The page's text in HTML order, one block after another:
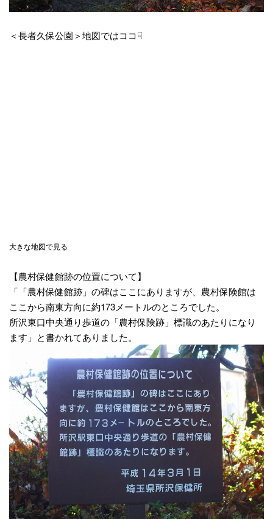
＜長者久保公園＞地図ではココ☟
大きな地図で見る
【農村保健館跡の位置について】
「「農村保健館跡」の碑はここにありますが、農村保険館は
ここから南東方向に約173メートルのところでした。
所沢東口中央通り歩道の「農村保険跡」標識のあたりになり
ます」と書かれてありました。